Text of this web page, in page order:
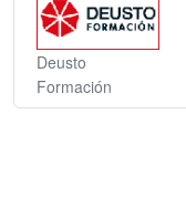
Deusto
Formación